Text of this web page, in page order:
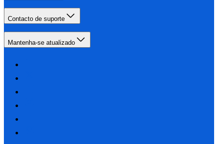
Contacto de suporte
Mantenha-se atualizado